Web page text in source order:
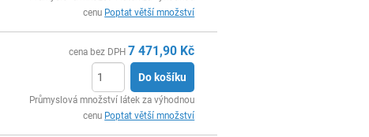
cenu Poptat větší množství
cena bez DPH 7 471,90 Kč
Do košíku
Průmyslová množství látek za výhodnou
cenu Poptat větší množství